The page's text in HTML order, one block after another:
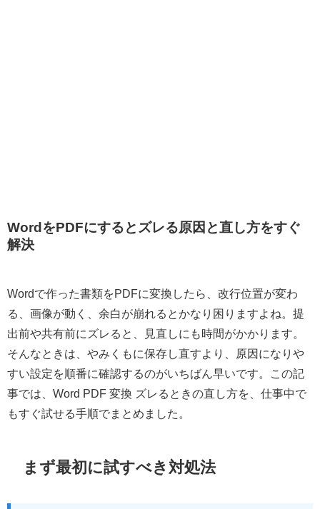
WordをPDFにするとズレる原因と直し方をすぐ
解決
Wordで作った書類をPDFに変換したら、改行位置が変わ
る、画像が動く、余白が崩れるとかなり困りますよね。提
出前や共有前にズレると、見直しにも時間がかかります。
そんなときは、やみくもに保存し直すより、原因になりや
すい設定を順番に確認するのがいちばん早いです。この記
事では、Word PDF 変換 ズレるときの直し方を、仕事中で
もすぐ試せる手順でまとめました。
まず最初に試すべき対処法